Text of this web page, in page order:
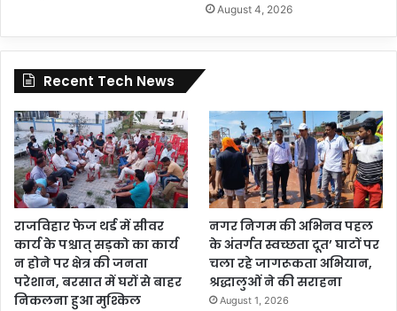
August 4, 2026
Recent Tech News
राजविहार फेज थर्ड में सीवर
कार्य के पश्चात् सड़को का कार्य
न होने पर क्षेत्र की जनता
परेशान, बरसात में घरों से बाहर
निकलना हुआ मुश्किल
नगर निगम की अभिनव पहल
के अंतर्गत स्वच्छता दूत’ घाटों पर
चला रहे जागरूकता अभियान,
श्रद्धालुओं ने की सराहना
August 1, 2026